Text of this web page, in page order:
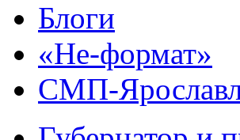
Блоги
«Не-формат»
СМП-